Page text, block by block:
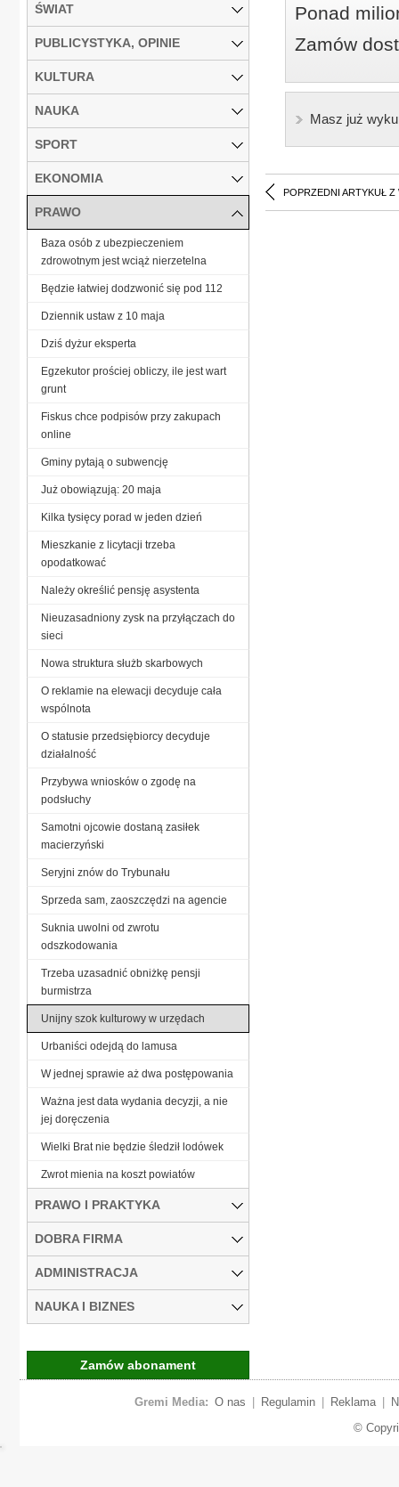
Ponad
Zamów
Masz już
POPRZEDNI ARTYKUŁ Z
ŚWIAT
PUBLICYSTYKA, OPINIE
KULTURA
NAUKA
SPORT
EKONOMIA
PRAWO
Baza osób z ubezpieczeniem
zdrowotnym jest wciąż nierzetelna
Będzie łatwiej dodzwonić się pod 112
Dziennik ustaw z 10 maja
Dziś dyżur eksperta
Egzekutor prościej obliczy, ile jest wart
grunt
Fiskus chce podpisów przy zakupach
online
Gminy pytają o subwencję
Już obowiązują: 20 maja
Kilka tysięcy porad w jeden dzień
Mieszkanie z licytacji trzeba
opodatkować
Należy określić pensję asystenta
Nieuzasadniony zysk na przyłączach do
sieci
Nowa struktura służb skarbowych
O reklamie na elewacji decyduje cała
wspólnota
O statusie przedsiębiorcy decyduje
działalność
Przybywa wniosków o zgodę na
podsłuchy
Samotni ojcowie dostaną zasiłek
macierzyński
Seryjni znów do Trybunału
Sprzeda sam, zaoszczędzi na agencie
Suknia uwolni od zwrotu
odszkodowania
Trzeba uzasadnić obniżkę pensji
burmistrza
Unijny szok kulturowy w urzędach
Urbaniści odejdą do lamusa
W jednej sprawie aż dwa postępowania
Ważna jest data wydania decyzji, a nie
jej doręczenia
Wielki Brat nie będzie śledził lodówek
Zwrot mienia na koszt powiatów
PRAWO I PRAKTYKA
DOBRA FIRMA
ADMINISTRACJA
NAUKA I BIZNES
Zamów abonament
Gremi Media: O nas Regulamin Reklama
©